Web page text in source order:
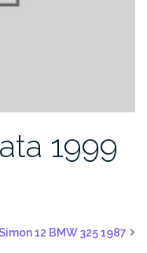
1999
12 BMW 325 1987